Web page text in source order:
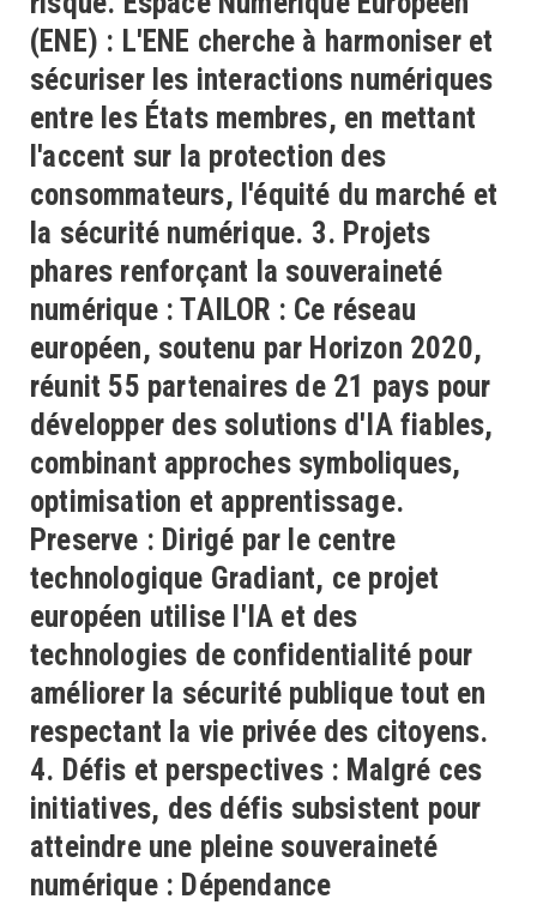
(ENE) : L'ENE cherche à harmoniser et
sécuriser les interactions numériques
entre les États membres, en mettant
l'accent sur la protection des
consommateurs, l'équité du marché et
la sécurité numérique. 3. Projets
phares renforçant la souveraineté
numérique : TAILOR : Ce réseau
européen, soutenu par Horizon 2020,
réunit 55 partenaires de 21 pays pour
développer des solutions d'IA fiables,
combinant approches symboliques,
optimisation et apprentissage.
Preserve : Dirigé par le centre
technologique Gradiant, ce projet
européen utilise l'IA et des
technologies de confidentialité pour
améliorer la sécurité publique tout en
respectant la vie privée des citoyens.
4. Défis et perspectives : Malgré ces
initiatives, des défis subsistent pour
atteindre une pleine souveraineté
numérique : Dépendance